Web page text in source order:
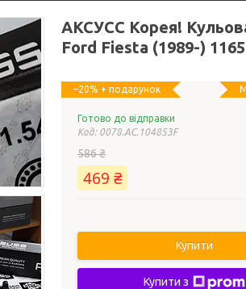
AКСУСС Корея!
Ford Fiesta (1989-)
–20%
Готово до відправки
Код: 0078.AC.104853F
586 ₴
469 ₴
Купити
Купити з